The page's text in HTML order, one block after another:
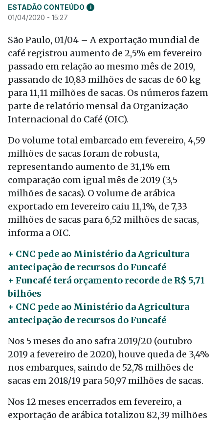
ESTADÃO CONTEÚDO i
01/04/2020 - 15:27
São Paulo, 01/04 – A exportação mundial de
café registrou aumento de 2,5% em fevereiro
passado em relação ao mesmo mês de 2019,
passando de 10,83 milhões de sacas de 60 kg
para 11,11 milhões de sacas. Os números fazem
parte de relatório mensal da Organização
Internacional do Café (OIC).
Do volume total embarcado em fevereiro, 4,59
milhões de sacas foram de robusta,
representando aumento de 31,1% em
comparação com igual mês de 2019 (3,5
milhões de sacas). O volume de arábica
exportado em fevereiro caiu 11,1%, de 7,33
milhões de sacas para 6,52 milhões de sacas,
informa a OIC.
+ CNC pede ao Ministério da Agricultura
antecipação de recursos do Funcafé
+ Funcafé terá orçamento recorde de R$ 5,71
bilhões
+ CNC pede ao Ministério da Agricultura
antecipação de recursos do Funcafé
Nos 5 meses do ano safra 2019/20 (outubro
2019 a fevereiro de 2020), houve queda de 3,4%
nos embarques, saindo de 52,78 milhões de
sacas em 2018/19 para 50,97 milhões de sacas.
Nos 12 meses encerrados em fevereiro, a
exportação de arábica totalizou 82,39 milhões